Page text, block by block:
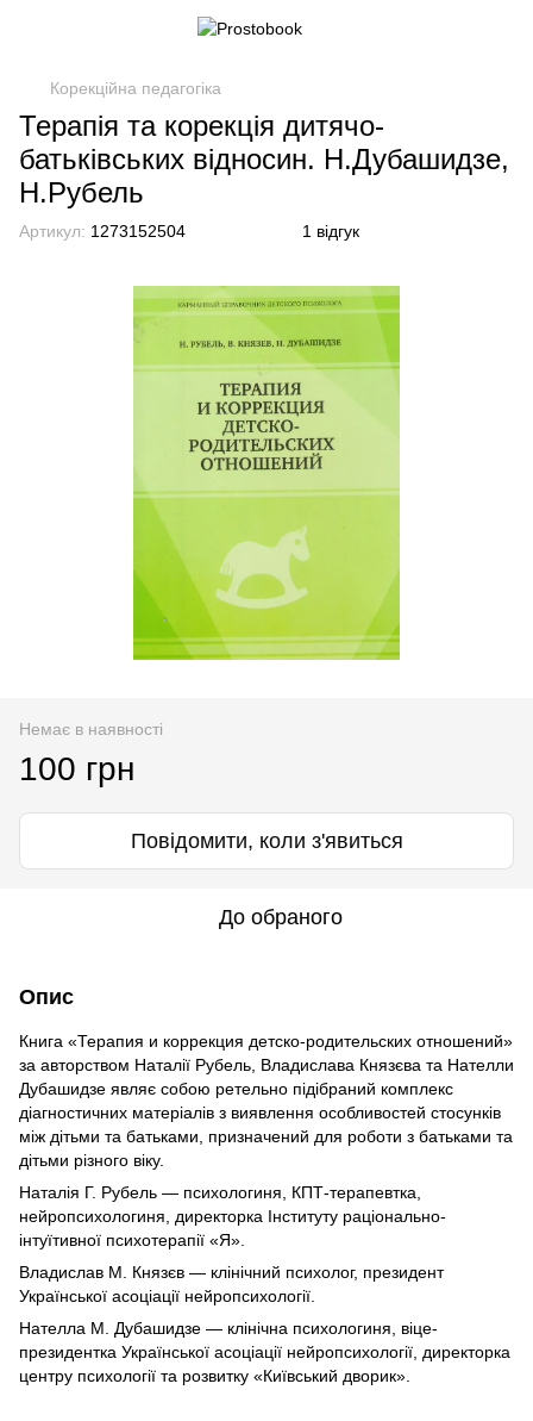
Корекційна педагогіка
Терапія та корекція дитячо-
батьківських відносин. Н.Дубашидзе,
Н.Рубель
Артикул: 1273152504 1 відгук
Немає в наявності
100 грн
Повідомити, коли з'явиться
До обраного
Опис
Книга «Терапия и коррекция детско-родительских отношений»
за авторством Наталії Рубель, Владислава Князєва та Нателли
Дубашидзе являє собою ретельно підібраний комплекс
діагностичних матеріалів з виявлення особливостей стосунків
між дітьми та батьками, призначений для роботи з батьками та
дітьми різного віку.
Наталія Г. Рубель — психологиня, КПТ-терапевтка,
нейропсихологиня, директорка Інституту раціонально-
інтуїтивної психотерапії «Я».
Владислав М. Князєв — клінічний психолог, президент
Української асоціації нейропсихології.
Нателла М. Дубашидзе — клінічна психологиня, віце-
президентка Української асоціації нейропсихології, директорка
центру психології та розвитку «Київський дворик».